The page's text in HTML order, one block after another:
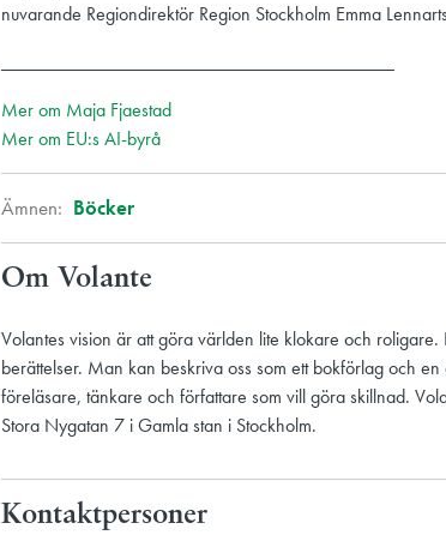
nuvarande Regiondirektör Region Stockholm Emma
Mer om Maja Fjaestad
Mer om EU:s AI-byrå
Ämnen: Böcker
Om Volante
Volantes vision är att göra världen lite klokare och
berättelser. Man kan beskriva oss som ett bokförlag och
föreläsare, tänkare och författare som vill göra skillnad.
Stora Nygatan 7 i Gamla stan i Stockholm.
Kontaktpersoner